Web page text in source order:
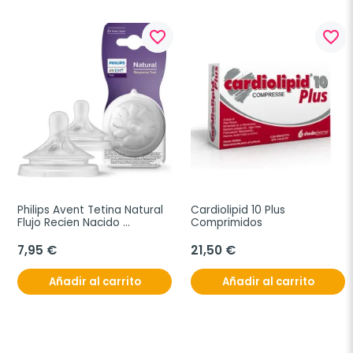
favorite_border
Philips Avent Tetina Natural
Flujo Recien Nacido
7,95 €
Añadir al carrito
favorite_border
Cardiolipid 10 Plus
Comprimidos
21,50 €
Añadir al carrito